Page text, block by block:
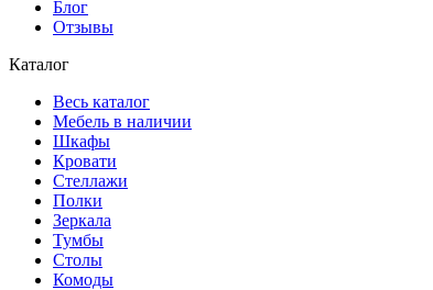
Блог
Отзывы
Каталог
Весь каталог
Мебель в наличии
Шкафы
Кровати
Стеллажи
Полки
Зеркала
Тумбы
Столы
Комоды